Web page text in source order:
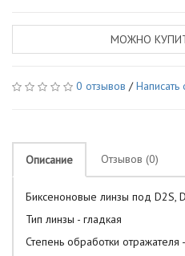
МОЖНО
0 отзывов /Написать
Описание Отзывов (0)
Биксеноновые линзы под D2S,
Тип линзы - гладкая
Степень обработки отражателя